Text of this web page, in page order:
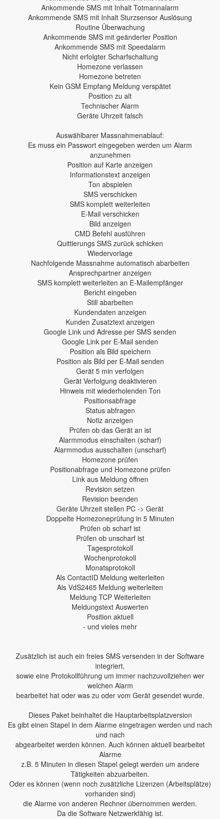
Ankommende SMS mit Inhalt Totmannalarm
Ankommende SMS mit Inhalt Sturzsensor Auslösung
Routine Überwachung
Ankommende SMS mit geänderter Position
Ankommende SMS mit Speedalarm
Nicht erfolgter Scharfschaltung
Homezone verlassen
Homezone betreten
Kein GSM Empfang Meldung verspätet
Position zu alt
Technischer Alarm
Geräte Uhrzeit falsch
Auswählbarer Massnahmenablauf:
Es muss ein Passwort eingegeben werden um Alarm
anzunehmen
Position auf Karte anzeigen
Informationstext anzeigen
Ton abspielen
SMS verschicken
SMS komplett weiterleiten
E-Mail verschicken
Bild anzeigen
CMD Befehl ausführen
Quittierungs SMS zurück schicken
Wiedervorlage
Nachfolgende Massnahme automatisch abarbeiten
Ansprechpartner anzeigen
SMS komplett weiterleiten an E-Mailempfänger
Bericht eingeben
Still abarbeiten
Kundendaten anzeigen
Kunden Zusatztext anzeigen
Google Link und Adresse per SMS senden
Google Link per E-Mail senden
Position als Bild speichern
Position als Bild per E-Mail senden
Gerät 5 min verfolgen
Gerät Verfolgung deaktivieren
Hinweis mit wiederholenden Ton
Positionsabfrage
Status abfragen
Notiz anzeigen
Prüfen ob das Gerät an ist
Alarmmodus einschalten (scharf)
Alarmmodus ausschalten (unscharf)
Homezone prüfen
Positionabfrage und Homezone prüfen
Link aus Meldung öffnen
Revision setzen
Revision beenden
Geräte Uhrzeit stellen PC -> Gerät
Doppelte Homezoneprüfung in 5 Minuten
Prüfen ob scharf ist
Prüfen ob unscharf ist
Tagesprotokoll
Wochenprotokoll
Monatsprotokoll
Als ContactID Meldung weiterleiten
Als VdS2465 Meldung weiterleiten
Meldung TCP Weiterleiten
Meldungstext Auswerten
Position aktuell
- und vieles mehr
Zusätzlich ist auch ein freies SMS versenden in der Software
integriert,
sowie eine Protokollführung um immer nachzuvollziehen wer
welchen Alarm
bearbeitet hat oder was zu oder vom Gerät gesendet wurde.
Dieses Paket beinhaltet die Hauptarbeitsplatzversion
Es gibt einen Stapel in dem Alarme eingetragen werden und nach
und nach
abgearbeitet werden können. Auch können aktuell bearbeitet
Alarme
z.B. 5 Minuten in diesen Stapel gelegt werden um andere
Tätigkeiten abzuarbeiten.
Oder es können (wenn noch zusätzliche Lizenzen (Arbeitsplätze)
vorhanden sind)
die Alarme von anderen Rechner übernommen werden.
Da die Software Netzwerkfähig ist.